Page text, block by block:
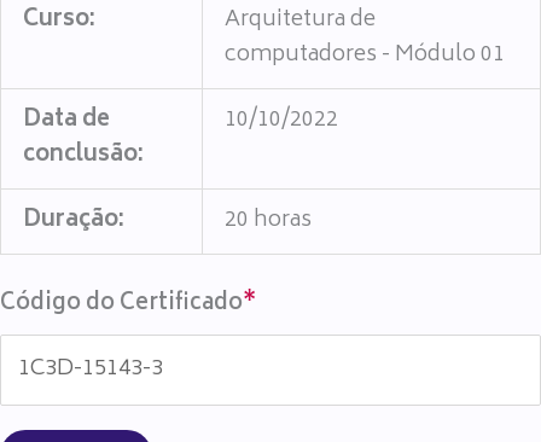
Curso:
Arquitetura de
computadores - Módulo 01
Data de
conclusão:
10/10/2022
Duração: 20 horas
Código do Certificado*